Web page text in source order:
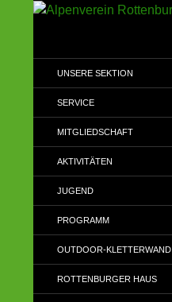
(DAV)
UNSERE SEKTION
SERVICE
MITGLIEDSCHAFT
AKTIVITÄTEN
JUGEND
PROGRAMM
OUTDOOR-KLETTERWAND
ROTTENBURGER HAUS